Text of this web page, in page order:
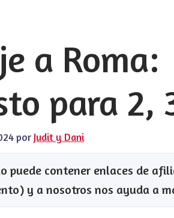
a Roma:
para 2,
por Judit y Dani
puede contener enlaces de
y a nosotros nos ayuda a